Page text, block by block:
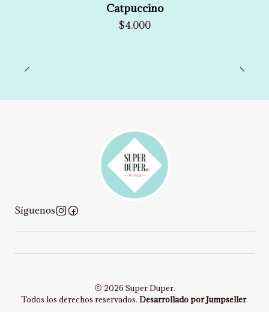
Catpuccino
$4.000
Síguenos
2026 Super Duper.
Todos los derechos reservados. Desarrollado por Jumpseller.